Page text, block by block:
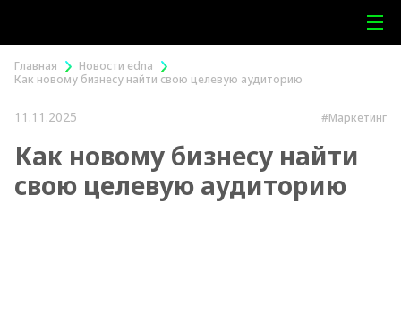
Главная
Новости edna
Как новому бизнесу найти свою целевую аудиторию
11.11.2025 #Маркетинг
Как новому бизнесу найти
свою целевую аудиторию